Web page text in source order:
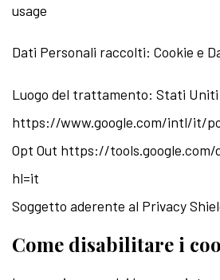
usage
Dati Personali raccolti: Cookie e
Luogo del trattamento: Stati Uniti
https://www.google.com/intl/it/
Opt Out https://tools.google.com/
hl=it
Soggetto aderente al Privacy
Come disabilitare i